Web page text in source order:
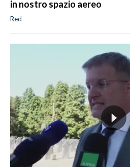
in nostro spazio aereo
Red